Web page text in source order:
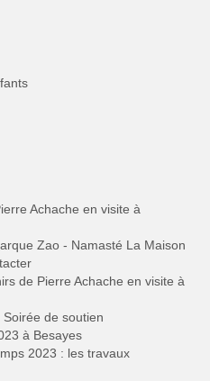
Achache en visite à
Zao - Namasté La Maison
de Pierre Achache en visite à
Soirée de soutien
à Besayes
2023 : les travaux